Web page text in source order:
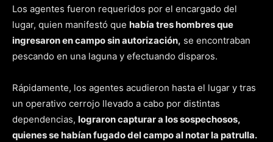
Los agentes fueron requeridos por el encargado del
lugar, quien manifestó que había tres hombres que
ingresaron en campo sin autorización, se encontraban
pescando en una laguna y efectuando disparos.
Rápidamente, los agentes acudieron hasta el lugar y tras
un operativo cerrojo llevado a cabo por distintas
dependencias, lograron capturar a los sospechosos,
quienes se habían fugado del campo al notar la patrulla.